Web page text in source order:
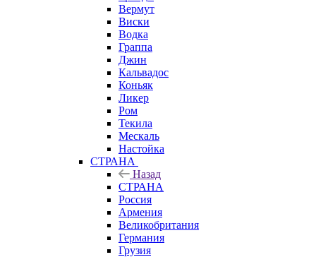
Вермут
Виски
Водка
Граппа
Джин
Кальвадос
Коньяк
Ликер
Ром
Текила
Мескаль
Настойка
СТРАНА
Назад
СТРАНА
Россия
Армения
Великобритания
Германия
Грузия